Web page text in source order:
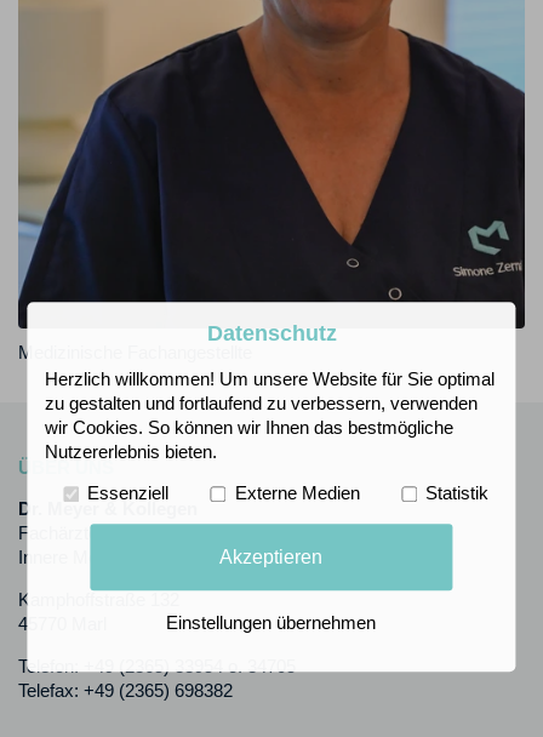
Medizinische Fachangestellte
ÜBER UNS
Dr. Meyer & Kollegen
Fachärzte für Allgemeinmedizin,
Innere Medizin und Kardiologie
Kamphoffstraße 132
45770 Marl
Telefon: +49 (2365) 33954 o. 34705
Telefax: +49 (2365) 698382
Datenschutz
Herzlich willkommen! Um unsere Website für Sie optimal
zu gestalten und fortlaufend zu verbessern, verwenden
wir Cookies. So können wir Ihnen das bestmögliche
Nutzererlebnis bieten.
Essenziell Externe Medien Statistik
Akzeptieren
Einstellungen übernehmen